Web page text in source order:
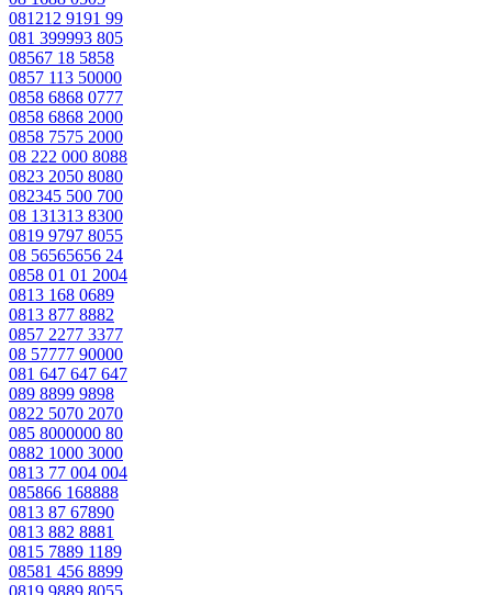
081212 9191 99
081 399993 805
08567 18 5858
0857 113 50000
0858 6868 0777
0858 6868 2000
0858 7575 2000
08 222 000 8088
0823 2050 8080
082345 500 700
08 131313 8300
0819 9797 8055
08 56565656 24
0858 01 01 2004
0813 168 0689
0813 877 8882
0857 2277 3377
08 57777 90000
081 647 647 647
089 8899 9898
0822 5070 2070
085 8000000 80
0882 1000 3000
0813 77 004 004
085866 168888
0813 87 67890
0813 882 8881
0815 7889 1189
08581 456 8899
0819 9889 8055